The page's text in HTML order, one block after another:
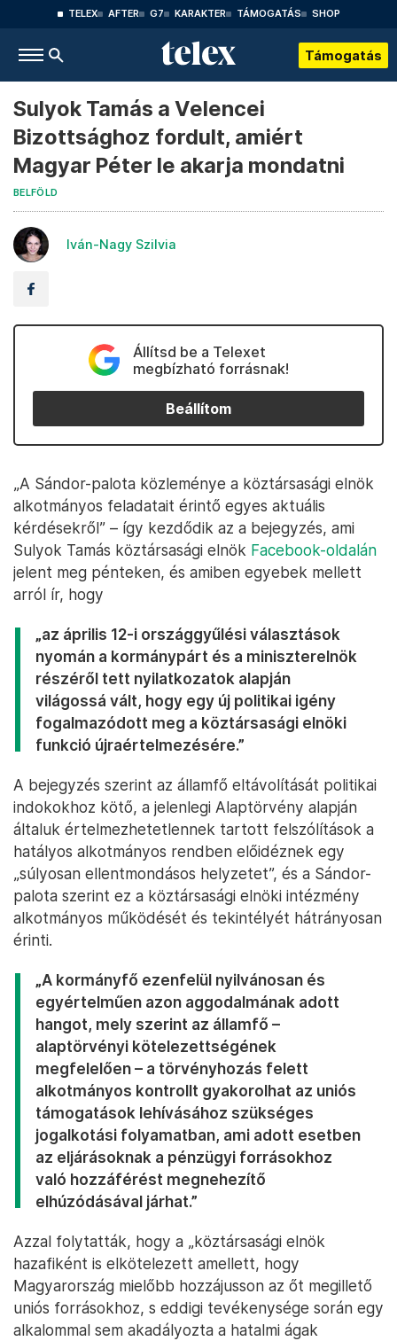
TELEX AFTER G7 KARAKTER TÁMOGATÁS SHOP
Támogatás
Sulyok Tamás a Velencei
Bizottsághoz fordult, amiért
Magyar Péter le akarja mondatni
BELFÖLD
Iván-Nagy Szilvia
Állítsd be a Telexet
megbízható forrásnak!
Beállítom
„A Sándor-palota közleménye a köztársasági elnök
alkotmányos feladatait érintő egyes aktuális
kérdésekről” – így kezdődik az a bejegyzés, ami
Sulyok Tamás köztársasági elnök Facebook-oldalán
jelent meg pénteken, és amiben egyebek mellett
arról ír, hogy
„az április 12-i országgyűlési választások
nyomán a kormánypárt és a miniszterelnök
részéről tett nyilatkozatok alapján
világossá vált, hogy egy új politikai igény
fogalmazódott meg a köztársasági elnöki
funkció újraértelmezésére.”
A bejegyzés szerint az államfő eltávolítását politikai
indokokhoz kötő, a jelenlegi Alaptörvény alapján
általuk értelmezhetetlennek tartott felszólítások a
hatályos alkotmányos rendben előidéznek egy
„súlyosan ellentmondásos helyzetet”, és a Sándor-
palota szerint ez a köztársasági elnöki intézmény
alkotmányos működését és tekintélyét hátrányosan
érinti.
„A kormányfő ezenfelül nyilvánosan és
egyértelműen azon aggodalmának adott
hangot, mely szerint az államfő –
alaptörvényi kötelezettségének
megfelelően – a törvényhozás felett
alkotmányos kontrollt gyakorolhat az uniós
támogatások lehívásához szükséges
jogalkotási folyamatban, ami adott esetben
az eljárásoknak a pénzügyi forrásokhoz
való hozzáférést megnehezítő
elhúzódásával járhat.”
Azzal folytatták, hogy a „köztársasági elnök
hazafiként is elkötelezett amellett, hogy
Magyarország mielőbb hozzájusson az őt megillető
uniós forrásokhoz, s eddigi tevékenysége során egy
alkalommal sem akadályozta a hatalmi ágak